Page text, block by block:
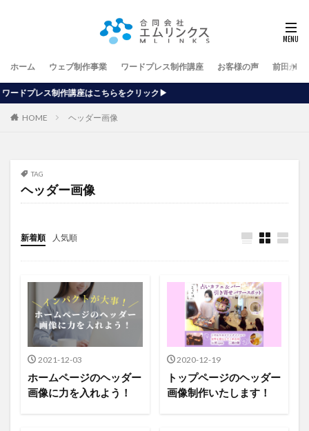
ホーム ウェブ制作事業 ワードプレス制作講座 お客様の声 前田が行
こちらをクリック▶
HOME ヘッダー画像
TAG
ヘッダー画像
新着順 人気順
2021-12-03
ホームページのヘッダー
画像に力を入れよう！
2020-12-19
トップページのヘッダー
画像制作いたします！